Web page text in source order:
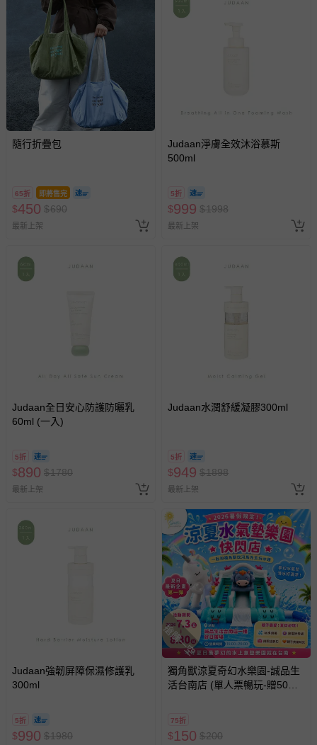
隨行折疊包
65折 即將售完
$450 $690
最新上架
Judaan淨膚全效沐浴慕斯
500ml
5折
$999 $1998
最新上架
Judaan全日安心防護防曬乳
60ml (一入)
5折
$890 $1780
最新上架
Judaan水潤舒緩凝膠300ml
5折
$949 $1898
最新上架
Judaan強韌屏障保濕修護乳
300ml
5折
$990 $1980
搶購一空
獨角獸涼夏奇幻水樂園-誠品生
活台南店 (單人票暢玩-贈50元
75折
$150 $200